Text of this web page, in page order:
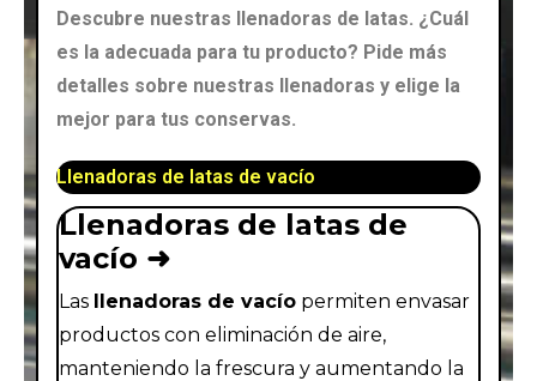
Descubre nuestras llenadoras de latas. ¿Cuál
es la adecuada para tu producto? Pide más
detalles sobre nuestras llenadoras y elige la
mejor para tus conservas.
Llenadoras de latas de vacío
Llenadoras de latas de
vacío ➜
Las llenadoras de vacío permiten envasar
productos con eliminación de aire,
manteniendo la frescura y aumentando la